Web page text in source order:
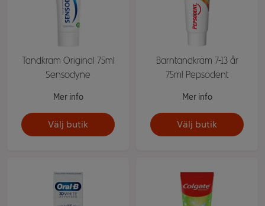
Tandkräm Original 75ml
Sensodyne
Mer info
Välj butik
Barntandkräm 7-13 år
75ml Pepsodent
Mer info
Välj butik